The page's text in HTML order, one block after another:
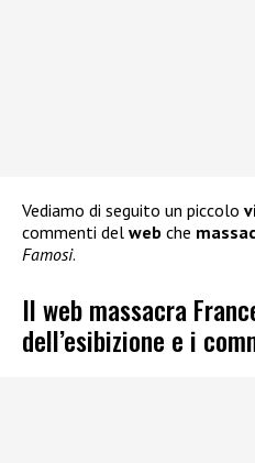
Vediamo di seguito un piccolo
commenti del web che
Famosi.
Il web massacra
dell’esibizione e i